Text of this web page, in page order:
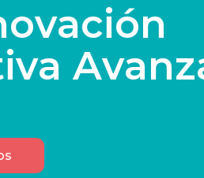
ovación
iva Avanz